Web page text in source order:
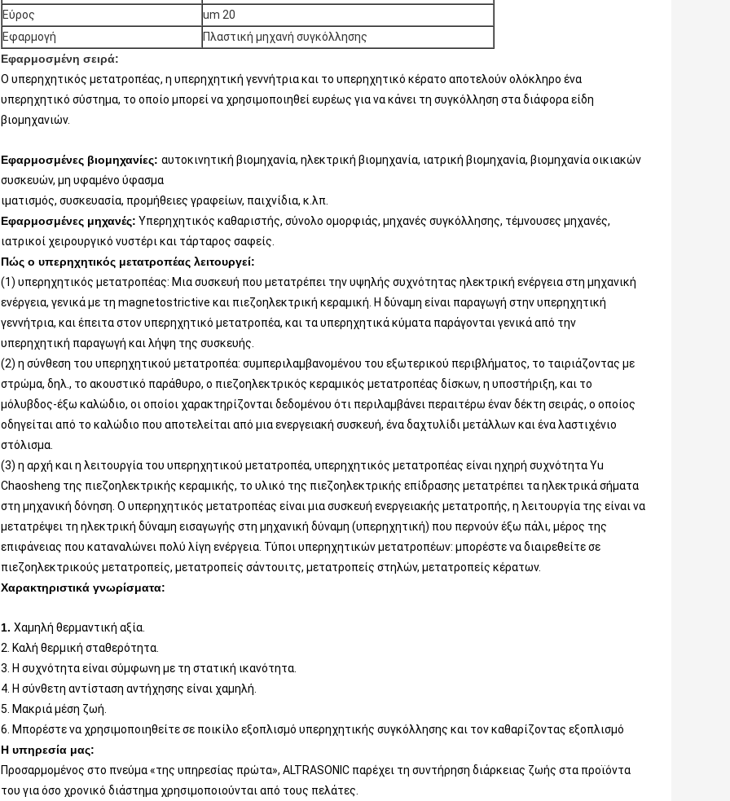
Εύρος
um 20
Εφαρμογή
Πλαστική μηχανή συγκόλλησης
Εφαρμοσμένη σειρά:
Ο υπερηχητικός μετατροπέας, η υπερηχητική γεννήτρια και το υπερηχητικό κέρατο αποτελούν ολόκληρο ένα
υπερηχητικό σύστημα, το οποίο μπορεί να χρησιμοποιηθεί ευρέως για να κάνει τη συγκόλληση στα διάφορα είδη
βιομηχανιών.
Εφαρμοσμένες βιομηχανίες: αυτοκινητική βιομηχανία, ηλεκτρική βιομηχανία, ιατρική βιομηχανία, βιομηχανία οικιακών
συσκευών, μη υφαμένο ύφασμα
ιματισμός, συσκευασία, προμήθειες γραφείων, παιχνίδια, κ.λπ.
Εφαρμοσμένες μηχανές: Υπερηχητικός καθαριστής, σύνολο ομορφιάς, μηχανές συγκόλλησης, τέμνουσες μηχανές,
ιατρικοί χειρουργικό νυστέρι και τάρταρος σαφείς.
Πώς ο υπερηχητικός μετατροπέας λειτουργεί:
(1) υπερηχητικός μετατροπέας: Μια συσκευή που μετατρέπει την υψηλής συχνότητας ηλεκτρική ενέργεια στη μηχανική
ενέργεια, γενικά με τη magnetostrictive και πιεζοηλεκτρική κεραμική. Η δύναμη είναι παραγωγή στην υπερηχητική
γεννήτρια, και έπειτα στον υπερηχητικό μετατροπέα, και τα υπερηχητικά κύματα παράγονται γενικά από την
υπερηχητική παραγωγή και λήψη της συσκευής.
(2) η σύνθεση του υπερηχητικού μετατροπέα: συμπεριλαμβανομένου του εξωτερικού περιβλήματος, το ταιριάζοντας με
στρώμα, δηλ., το ακουστικό παράθυρο, ο πιεζοηλεκτρικός κεραμικός μετατροπέας δίσκων, η υποστήριξη, και το
μόλυβδος-έξω καλώδιο, οι οποίοι χαρακτηρίζονται δεδομένου ότι περιλαμβάνει περαιτέρω έναν δέκτη σειράς, ο οποίος
οδηγείται από το καλώδιο που αποτελείται από μια ενεργειακή συσκευή, ένα δαχτυλίδι μετάλλων και ένα λαστιχένιο
στόλισμα.
(3) η αρχή και η λειτουργία του υπερηχητικού μετατροπέα, υπερηχητικός μετατροπέας είναι ηχηρή συχνότητα Yu
Chaosheng της πιεζοηλεκτρικής κεραμικής, το υλικό της πιεζοηλεκτρικής επίδρασης μετατρέπει τα ηλεκτρικά σήματα
στη μηχανική δόνηση. Ο υπερηχητικός μετατροπέας είναι μια συσκευή ενεργειακής μετατροπής, η λειτουργία της είναι να
μετατρέψει τη ηλεκτρική δύναμη εισαγωγής στη μηχανική δύναμη (υπερηχητική) που περνούν έξω πάλι, μέρος της
επιφάνειας που καταναλώνει πολύ λίγη ενέργεια. Τύποι υπερηχητικών μετατροπέων: μπορέστε να διαιρεθείτε σε
πιεζοηλεκτρικούς μετατροπείς, μετατροπείς σάντουιτς, μετατροπείς στηλών, μετατροπείς κέρατων.
Χαρακτηριστικά γνωρίσματα:
1. Χαμηλή θερμαντική αξία.
2. Καλή θερμική σταθερότητα.
3. Η συχνότητα είναι σύμφωνη με τη στατική ικανότητα.
4. Η σύνθετη αντίσταση αντήχησης είναι χαμηλή.
5. Μακριά μέση ζωή.
6. Μπορέστε να χρησιμοποιηθείτε σε ποικίλο εξοπλισμό υπερηχητικής συγκόλλησης και τον καθαρίζοντας εξοπλισμό
Η υπηρεσία μας:
Προσαρμομένος στο πνεύμα «της υπηρεσίας πρώτα», ALTRASONIC παρέχει τη συντήρηση διάρκειας ζωής στα προϊόντα
του για όσο χρονικό διάστημα χρησιμοποιούνται από τους πελάτες.